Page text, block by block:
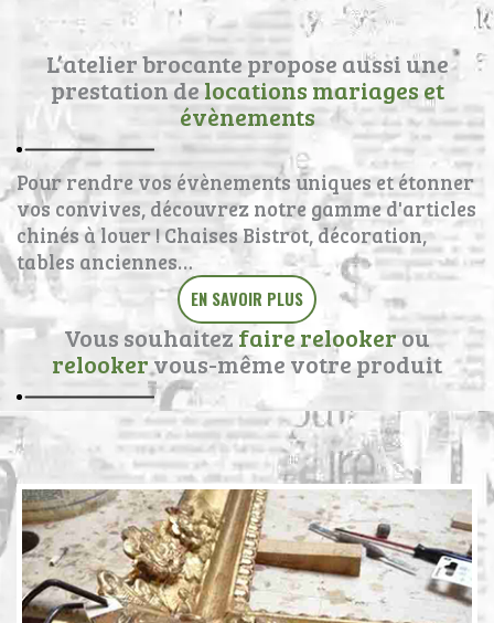
L’atelier brocante propose aussi une
prestation de locations mariages et
évènements
Pour rendre vos évènements uniques et étonner
vos convives, découvrez notre gamme d'articles
chinés à louer ! Chaises Bistrot, décoration,
tables anciennes…
EN SAVOIR PLUS
Vous souhaitez faire relookerou
relookervous-même votre produit